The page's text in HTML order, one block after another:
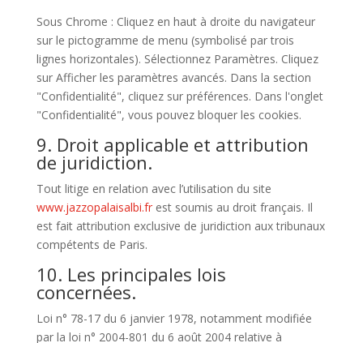
Sous Chrome : Cliquez en haut à droite du navigateur
sur le pictogramme de menu (symbolisé par trois
lignes horizontales). Sélectionnez Paramètres. Cliquez
sur Afficher les paramètres avancés. Dans la section
"Confidentialité", cliquez sur préférences. Dans l'onglet
"Confidentialité", vous pouvez bloquer les cookies.
9. Droit applicable et attribution
de juridiction.
Tout litige en relation avec l’utilisation du site
www.jazzopalaisalbi.frest soumis au droit français. Il
est fait attribution exclusive de juridiction aux tribunaux
compétents de Paris.
10. Les principales lois
concernées.
Loi n° 78-17 du 6 janvier 1978, notamment modifiée
par la loi n° 2004-801 du 6 août 2004 relative à